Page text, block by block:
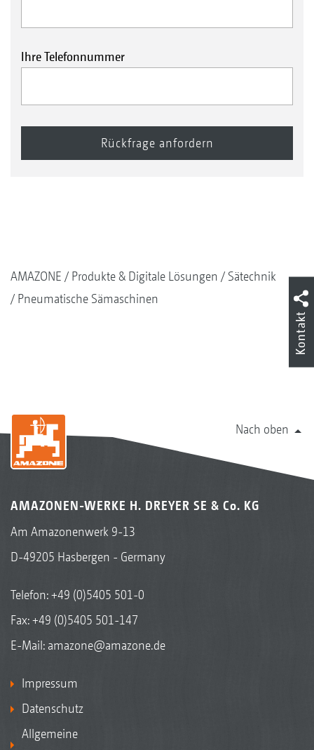
Ihre Telefonnummer
AMAZONE Produkte & Digitale Lösungen
Sätechnik
Pneumatische Sämaschinen
Nach oben
AMAZONEN-WERKE H. DREYER SE & Co. KG
Am Amazonenwerk 9-13
D-49205 Hasbergen - Germany
Telefon:+49 (0)5405 501-0
Fax: +49 (0)5405 501-147
E-Mail: amazone@amazone.de
Impressum
Datenschutz
Allgemeine
Kontakt